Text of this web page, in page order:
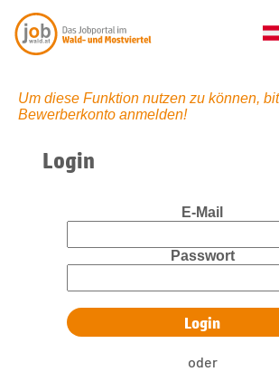
Um diese Funktion nutzen zu können,
Bewerberkonto anmelden!
Login
E-Mail
Passwort
oder